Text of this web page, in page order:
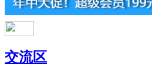
交流区